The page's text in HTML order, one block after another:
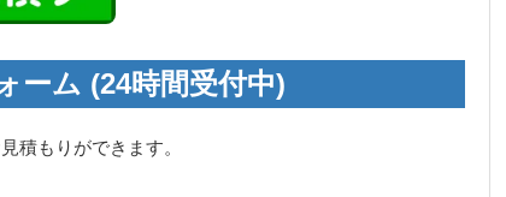
ーム (24時間受付中)
積もりができます。